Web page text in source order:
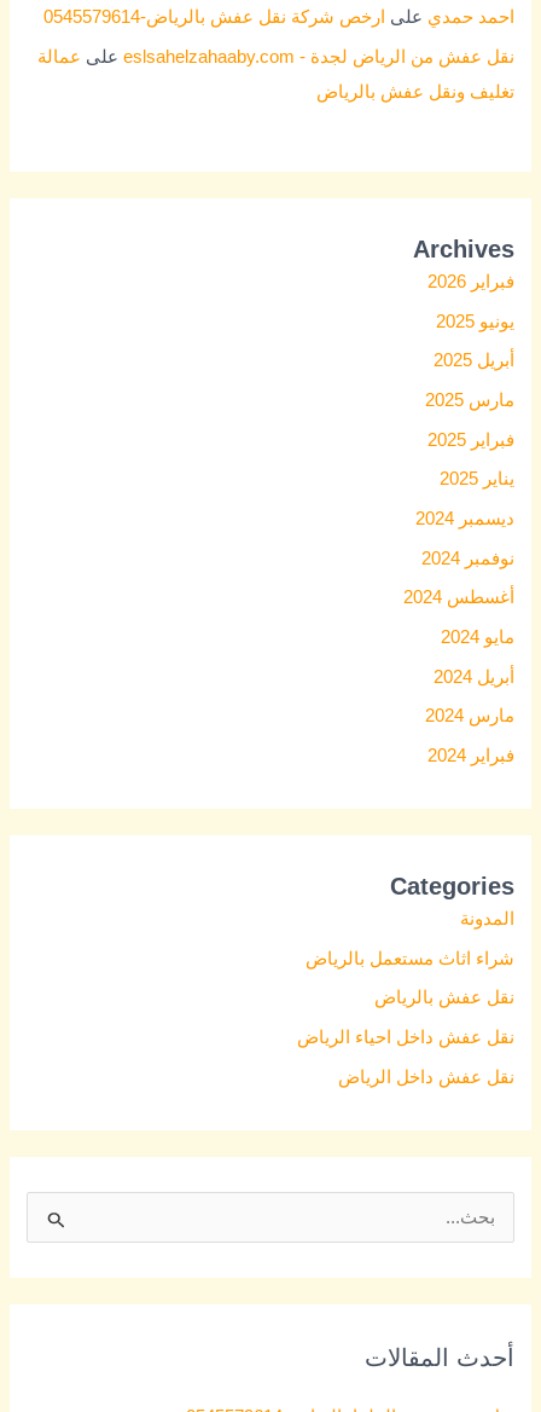
احمد حمدي على ارخص شركة نقل عفش بالرياض-0545579614
نقل عفش من الرياض لجدة - eslsahelzahaaby.com على عمالة
تغليف ونقل عفش بالرياض
Archives
فبراير 2026
يونيو 2025
أبريل 2025
مارس 2025
فبراير 2025
يناير 2025
ديسمبر 2024
نوفمبر 2024
أغسطس 2024
مايو 2024
أبريل 2024
مارس 2024
فبراير 2024
Categories
المدونة
شراء اثاث مستعمل بالرياض
نقل عفش بالرياض
نقل عفش داخل احياء الرياض
نقل عفش داخل الرياض
cأحدث المقالات